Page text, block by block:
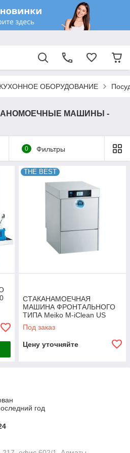
КУХОННОЕ ОБОРУДОВАНИЕ
МАШИНЫ -
0 Фильтры
THE BEST
СТАКАНАМОЕЧНАЯ
МАШИНА ФРОНТАЛЬНОГО
ТИПА Meiko M-iClean US
Под заказ
Цену уточняйте
год